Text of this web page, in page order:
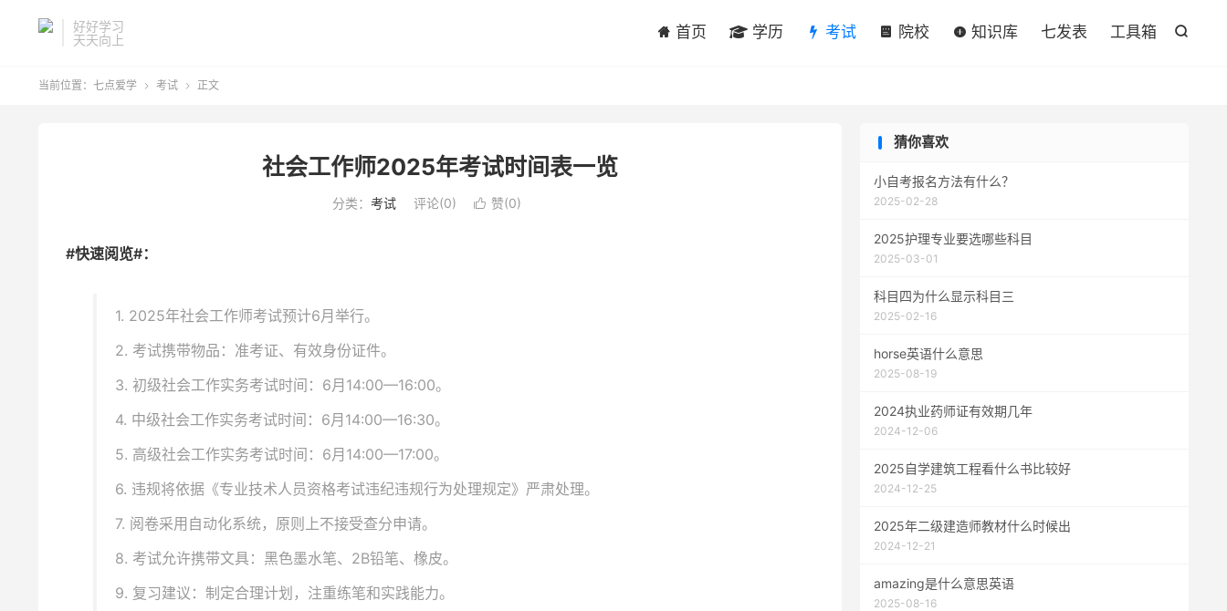
好好学习
天天向上

首页 学历 考试 院校 知识库 七发表 工具箱
当前位置： 七点爱学  考试  正文
社会工作师2025年考试时间表一览
分类： 考试 评论(0)  赞(0)
#快速阅览#：
1. 2025年社会工作师考试预计6月举行。
2. 考试携带物品：准考证、有效身份证件。
3. 初级社会工作实务考试时间：6月14:00—16:00。
4. 中级社会工作实务考试时间：6月14:00—16:30。
5. 高级社会工作实务考试时间：6月14:00—17:00。
6. 违规将依据《专业技术人员资格考试违纪违规行为处理规定》严肃处理。
7. 阅卷采用自动化系统，原则上不接受查分申请。
8. 考试允许携带文具：黑色墨水笔、2B铅笔、橡皮。
9. 复习建议：制定合理计划，注重练笔和实践能力。
猜你喜欢
小自考报名方法有什么？
2025-02-28
2025护理专业要选哪些科目
2025-03-01
科目四为什么显示科目三
2025-02-16
horse英语什么意思
2025-08-19
2024执业药师证有效期几年
2024-12-06
2025自学建筑工程看什么书比较好
2024-12-25
2025年二级建造师教材什么时候出
2024-12-21
amazing是什么意思英语
2025-08-16